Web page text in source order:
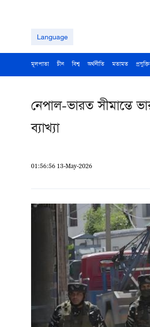
Language
মূলপাতা চীন বিশ্ব অর্থনীতি মতামত প্রযুক্তি
নেপাল-ভারত সীমান্তে
ব্যাখ্যা
01:56:56 13-May-2026